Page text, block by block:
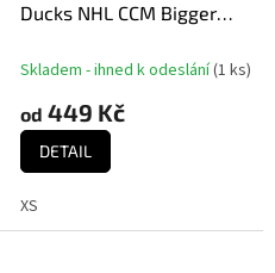
Ducks NHL CCM Bigger
Skladem - ihned k odeslání(1 ks)
od 449 Kč
DETAIL
XS